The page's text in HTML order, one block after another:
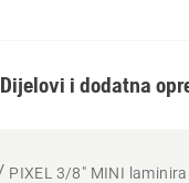
Dijelovi i dodatna
PIXEL 3/8" MINI